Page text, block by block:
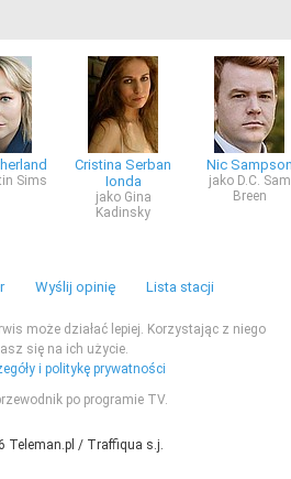
Sims
Cristina Serban
Ionda
jako Gina
Kadinsky
Nic
jako D.C. Sam
Breen
Wyślij opinię Lista stacji
może działać lepiej. Korzystając z niego
się na ich użycie.
i politykę prywatności
po programie TV.
Teleman.pl / Traffiqua s.j.